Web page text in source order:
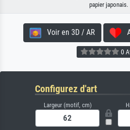
papier japonais.
Voir en 3D / AR
0
Configurez d'art
Largeur (motif, cm)